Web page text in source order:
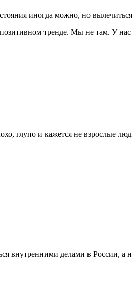
иногда можно, но
тренде. Мы не там. У нас
глупо и кажется не взрослые
внутренними делами в России, а